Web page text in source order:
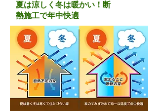
夏は涼しく冬は暖かい！断
熱施工で年中快適